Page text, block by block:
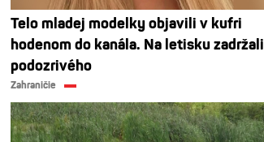
Telo mladej modelky objavili v kufri
hodenom do kanála. Na letisku zadržali
podozrivého
Zahraničie